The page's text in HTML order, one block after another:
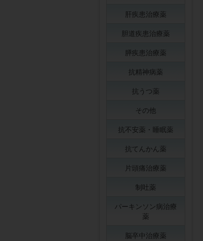
肝疾患治療薬
胆道疾患治療薬
膵疾患治療薬
抗精神病薬
抗うつ薬
その他
抗不安薬・睡眠薬
抗てんかん薬
片頭痛治療薬
制吐薬
パーキンソン病治療
薬
脳卒中治療薬